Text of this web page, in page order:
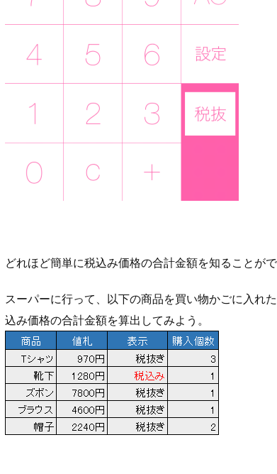
どれほど簡単に税込み価格の合計金額を知ることが
スーパーに行って、以下の商品を買い物かごに入れ
込み価格の合計金額を算出してみよう。